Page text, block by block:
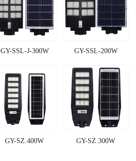
GY-SSL-J-300W GY-SSL-200W
GY-SZ.400W GY-SZ.300W